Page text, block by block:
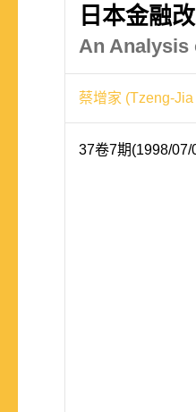
日本金融
An Analysis
蔡增家 (Tzeng-Jia
37卷7期(1998/07/